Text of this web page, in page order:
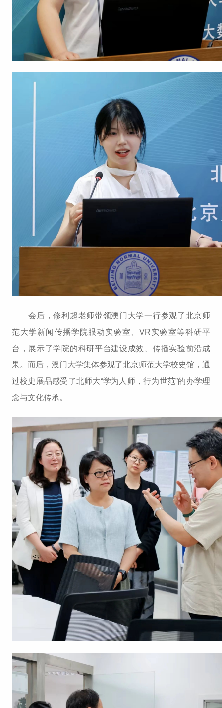
会后，修利超老师带领澳门大学一行参观了北京师
范大学新闻传播学院眼动实验室、VR实验室等科研平
台，展示了学院的科研平台建设成效、传播实验前沿成
果。而后，澳门大学集体参观了北京师范大学校史馆，通
过校史展品感受了北师大“学为人师，行为世范”的办学理
念与文化传承。